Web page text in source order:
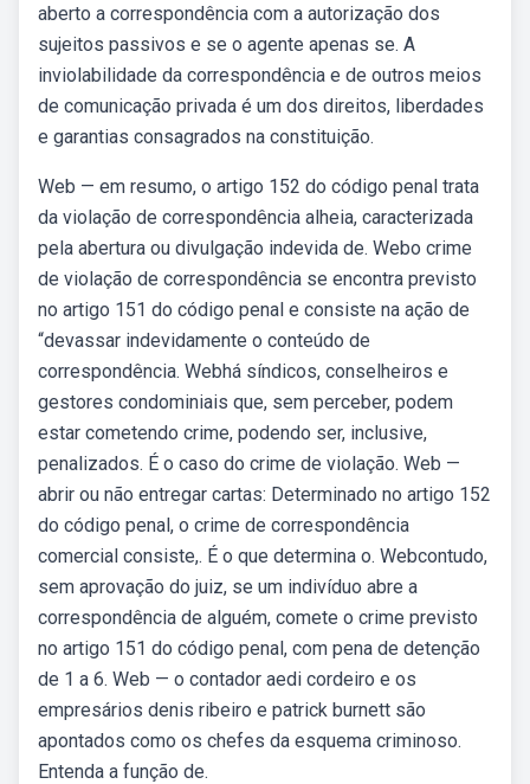
aberto a correspondência com a autorização dos
sujeitos passivos e se o agente apenas se. A
inviolabilidade da correspondência e de outros meios
de comunicação privada é um dos direitos, liberdades
e garantias consagrados na constituição.
Web — em resumo, o artigo 152 do código penal trata
da violação de correspondência alheia, caracterizada
pela abertura ou divulgação indevida de. Webo crime
de violação de correspondência se encontra previsto
no artigo 151 do código penal e consiste na ação de
“devassar indevidamente o conteúdo de
correspondência. Webhá síndicos, conselheiros e
gestores condominiais que, sem perceber, podem
estar cometendo crime, podendo ser, inclusive,
penalizados. É o caso do crime de violação. Web —
abrir ou não entregar cartas: Determinado no artigo 152
do código penal, o crime de correspondência
comercial consiste,. É o que determina o. Webcontudo,
sem aprovação do juiz, se um indivíduo abre a
correspondência de alguém, comete o crime previsto
no artigo 151 do código penal, com pena de detenção
de 1 a 6. Web — o contador aedi cordeiro e os
empresários denis ribeiro e patrick burnett são
apontados como os chefes da esquema criminoso.
Entenda a função de.